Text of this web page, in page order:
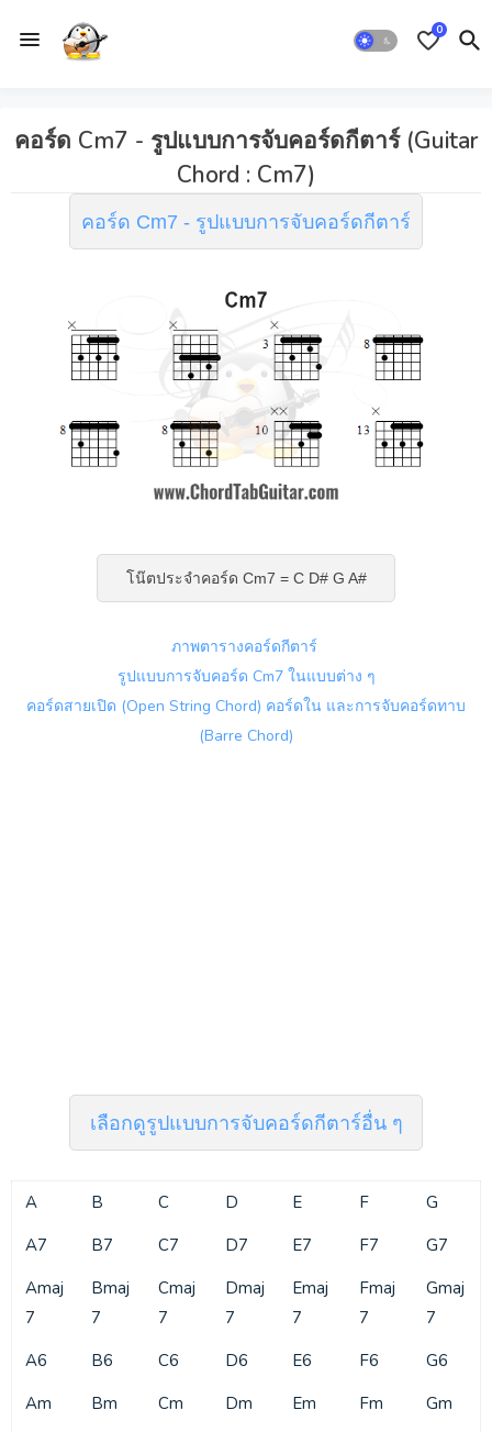
0
คอร์ด Cm7 - รูปแบบการจับคอร์ดกีตาร์ (Guitar
Chord : Cm7)
คอร์ด Cm7 - รูปแบบการจับคอร์ดกีตาร์
โน๊ตประจำคอร์ด Cm7 = C D# G A#
ภาพตารางคอร์ดกีตาร์
รูปแบบการจับคอร์ด Cm7 ในแบบต่าง ๆ
คอร์ดสายเปิด (Open String Chord) คอร์ดใน และการจับคอร์ดทาบ
(Barre Chord)
เลือกดูรูปแบบการจับคอร์ดกีตาร์อื่น ๆ
A B C D E F
G
A7
B7 C7 D7 E7 F7
G7
Amaj
7
Bmaj
7
Cmaj
7
Dmaj
7
Emaj
7
Fmaj
7
Gmaj
7
A6
B6 C6 D6 E6 F6
G6
Am
Bm Cm Dm Em Fm
Gm